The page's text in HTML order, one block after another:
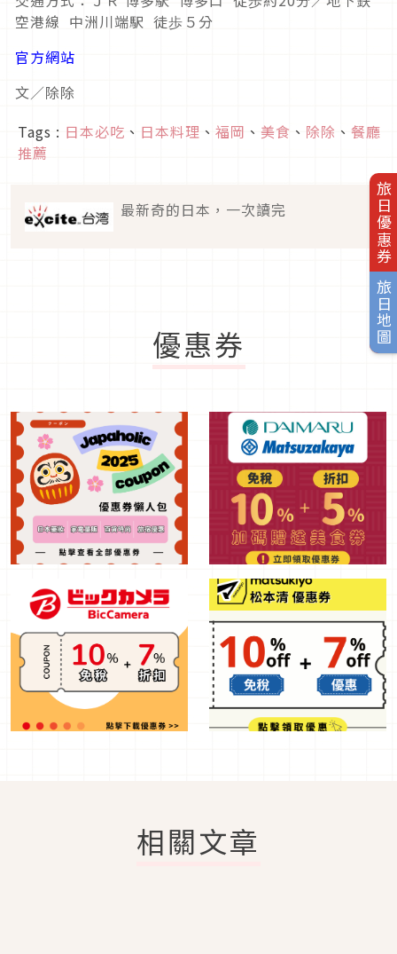
旅日優惠券
旅日地圖
空港線 中洲川端駅 徒歩５分
官方網站
文／除除
Tags : 日本必吃 、 日本料理 、 福岡 、 美食 、 除除 、 餐廳
推薦
最新奇的日本，一次讀完
優惠券
相關文章